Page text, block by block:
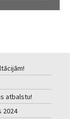
atbalstu!
2024